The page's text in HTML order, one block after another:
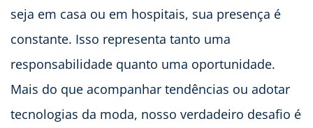
seja em casa ou em hospitais, sua presença é
constante. Isso representa tanto uma
responsabilidade quanto uma oportunidade.
Mais do que acompanhar tendências ou adotar
tecnologias da moda, nosso verdadeiro desafio é